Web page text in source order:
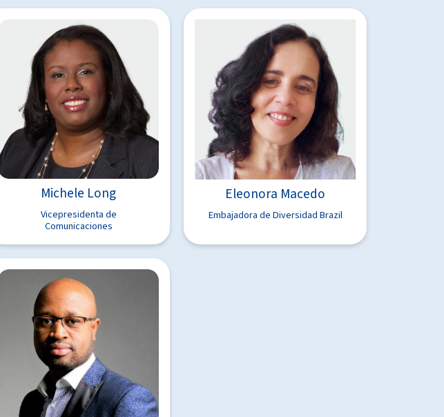
Michele Long
Vicepresidenta de
Comunicaciones
Eleonora Macedo
Embajadora de Diversidad Brazil